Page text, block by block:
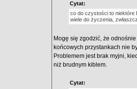
Cytat:
co do czystości to niektóre
wiele do życzenia,
Mogę się zgodzić, że
końcowych przystankach nie
Problemem jest brak myjni,
niż brudnym kiblem.
Cytat: